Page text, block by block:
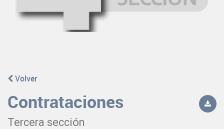
Volver
Contrataciones
Tercera sección